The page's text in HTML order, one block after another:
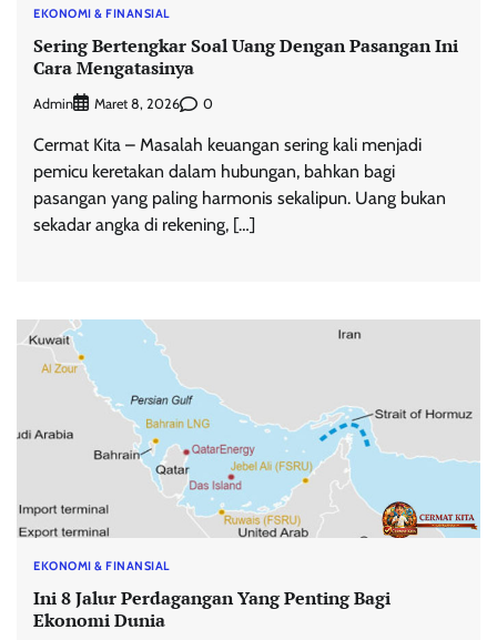
EKONOMI & FINANSIAL
Sering Bertengkar Soal Uang Dengan Pasangan Ini
Cara Mengatasinya
Admin Maret 8, 2026 0
Cermat Kita – Masalah keuangan sering kali menjadi
pemicu keretakan dalam hubungan, bahkan bagi
pasangan yang paling harmonis sekalipun. Uang bukan
sekadar angka di rekening, […]
EKONOMI & FINANSIAL
Ini 8 Jalur Perdagangan Yang Penting Bagi
Ekonomi Dunia